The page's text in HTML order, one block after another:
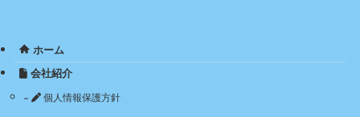
ホーム
会社紹介
個人情報保護方針